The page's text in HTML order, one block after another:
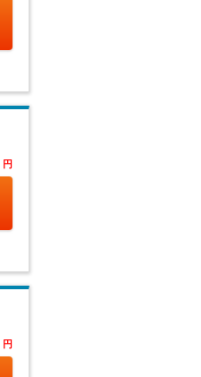
円
円